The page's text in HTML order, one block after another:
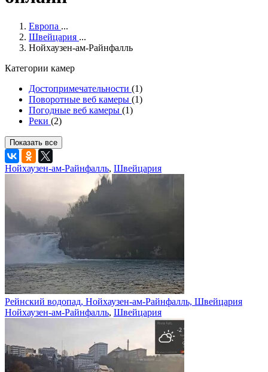
Европа ...
Швейцария ...
Нойхаузен-ам-Райнфалль
Категории камер
Достопримечательности (1)
Поворотные веб камеры (1)
Погодные веб камеры (1)
Реки (2)
Показать все
Нойхаузен-ам-Райнфалль, Швейцария
Рейнский водопад, Нойхаузен-ам-Райнфалль, Швейцария
Нойхаузен-ам-Райнфалль, Швейцария